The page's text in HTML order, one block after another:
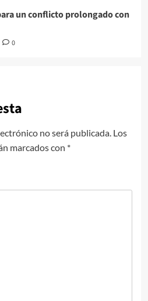
un conflicto prolongado con
0
no será publicada. Los
marcados con *